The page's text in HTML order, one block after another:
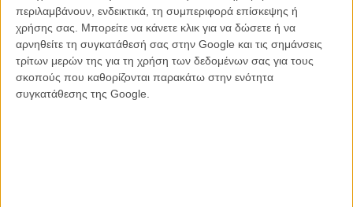
περιλαμβάνουν, ενδεικτικά, τη συμπεριφορά επίσκεψης ή
χρήσης σας. Μπορείτε να κάνετε κλικ για να δώσετε ή να
αρνηθείτε τη συγκατάθεσή σας στην Google και τις σημάνσεις
τρίτων μερών της για τη χρήση των δεδομένων σας για τους
σκοπούς που καθορίζονται παρακάτω στην ενότητα
συγκατάθεσης της Google.